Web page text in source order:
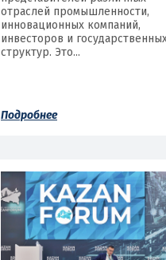
отраслей промышленности,
инновационных компаний,
инвесторов и
структур. Это...
Подробнее